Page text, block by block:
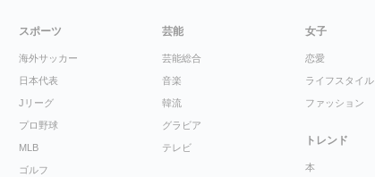
スポーツ
海外サッカー
日本代表
Jリーグ
プロ野球
MLB
ゴルフ
芸能
芸能総合
音楽
韓流
グラビア
テレビ
女子
恋愛
ライフスタイル
ファッション
トレンド
本